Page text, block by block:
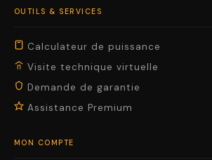
OUTILS & SERVICES
Calculateur de puissance
Visite technique virtuelle
Demande de garantie
Assistance Premium
MON COMPTE